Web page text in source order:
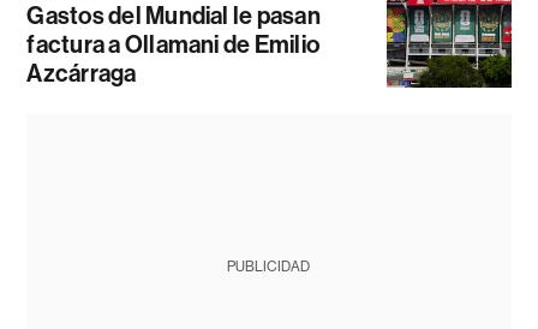
Gastos del Mundial le pasan
factura a Ollamani de Emilio
Azcárraga
PUBLICIDAD